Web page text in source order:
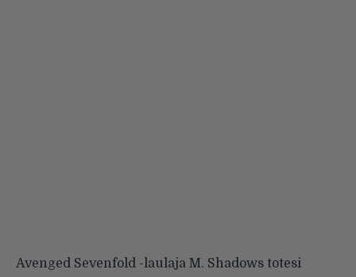
Avenged Sevenfold -laulaja M. Shadows totesi